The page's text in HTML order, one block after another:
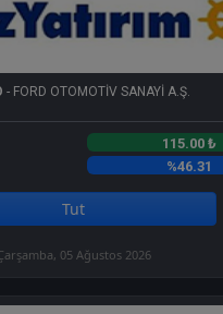
- FORD OTOMOTİV SANAYİ A.Ş.
115.00 ₺
%46.31
Tut
05 Ağustos 2026